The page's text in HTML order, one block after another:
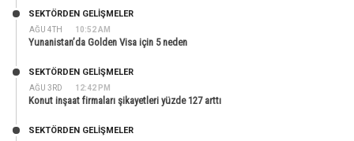
AĞU 4TH 10:52 AM
SEKTÖRDEN GELIŞMELER
Yunanistan’da Golden Visa için 5 neden
AĞU 3RD 12:42 PM
SEKTÖRDEN GELIŞMELER
Konut inşaat firmaları şikayetleri yüzde 127 arttı
SEKTÖRDEN GELIŞMELER